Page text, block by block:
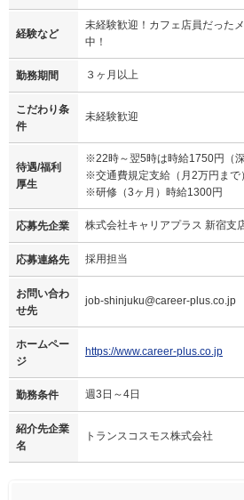
経験など
未経験歓迎！カフェ店員だった
中！
勤務期間 ３ヶ月以上
こだわり条
件
未経験歓迎
待遇/福利
厚生
※22時～翌5時は時給1750円（深
※交通費規定支給（月2万円まで）
※研修（3ヶ月）時給1300円
応募先企業 株式会社キャリアプラス 新宿支
応募連絡先 採用担当
お問い合わ
せ先
job-shinjuku@career-plus.co.jp
ホームペー
ジ
https://www.career-plus.co.jp
勤務条件 週3日～4日
紹介先企業
名
トランスコスモス株式会社